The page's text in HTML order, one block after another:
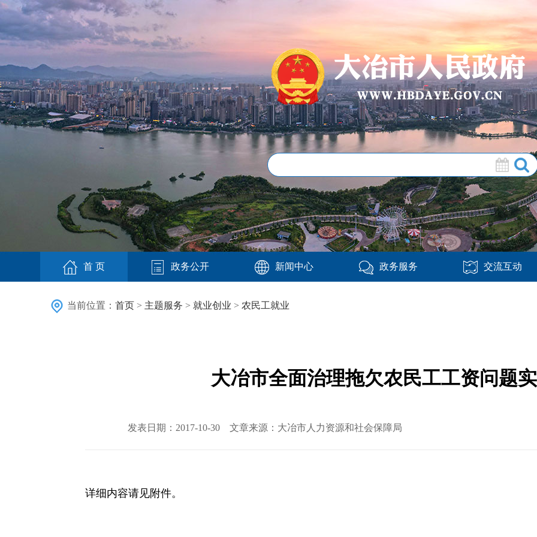
首 页 政务公开 新闻中心 政务服务 交流互动
当前位置： 首页 > 主题服务 > 就业创业 > 农民工就业
大冶市全面治理拖欠农民工工资问题
发表日期：2017-10-30 文章来源：大冶市人力资源和社会保障局
详细内容请见附件。